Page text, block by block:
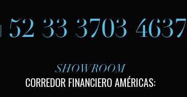
+52 33 3703 4637
SHOWROOM
CORREDOR FINANCIERO AMÉRICAS: